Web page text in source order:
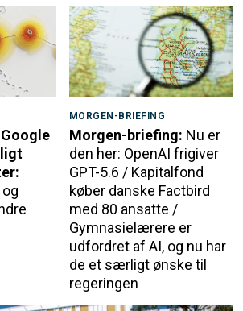
MORGEN-BRIEFING
Morgen-briefing: Nu er
den her: OpenAI frigiver
GPT-5.6 / Kapitalfond
køber danske Factbird
med 80 ansatte /
Gymnasielærere er
udfordret af AI, og nu har
de et særligt ønske til
regeringen